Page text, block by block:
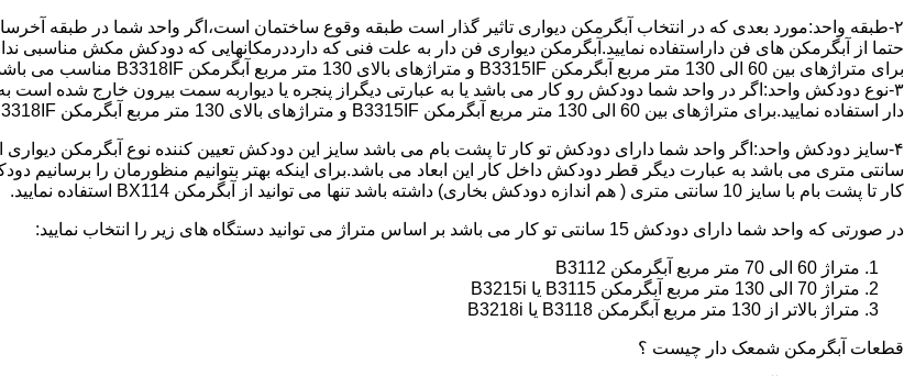
حتما از آبگرمکن های فن داراستفاده نمایید.آبگرمکن دیواری فن دار به علت فنی که دارددرمکانهایی که دودکش مکش مناسبی
برای متراژهای بین 60 الی 130 متر مربع آبگرمکن B3315IF و متراژهای بالای 130 متر مربع آبگرمکن B3318IF مناسب می باشد.
۳-نوع دودکش واحد:اگر در واحد شما دودکش رو کار می باشد یا به عبارتی دیگراز پنجره یا دیواربه سمت بیرون خارج شده است
دار استفاده نمایید.برای متراژهای بین 60 الی 130 متر مربع آبگرمکن B3315IF و متراژهای بالای 130 متر مربع آبگرمکن B3318IF مناسب می باشد.
کار تا پشت بام با سایز 10 سانتی متری ( هم اندازه دودکش بخاری) داشته باشد تنها می توانید از آبگرمکن BX114 استفاده نمایید.
در صورتی که واحد شما دارای دودکش 15 سانتی تو کار می باشد بر اساس متراژ می توانید دستگاه های زیر را انتخاب نمایید:
متراژ 60 الی 70 متر مربع آبگرمکن B3112
متراژ 70 الی 130 متر مربع آبگرمکن B3115 یا B3215i
متراژ بالاتر از 130 متر مربع آبگرمکن B3118 یا B3218i
قطعات آبگرمکن شمعک دار چیست ؟